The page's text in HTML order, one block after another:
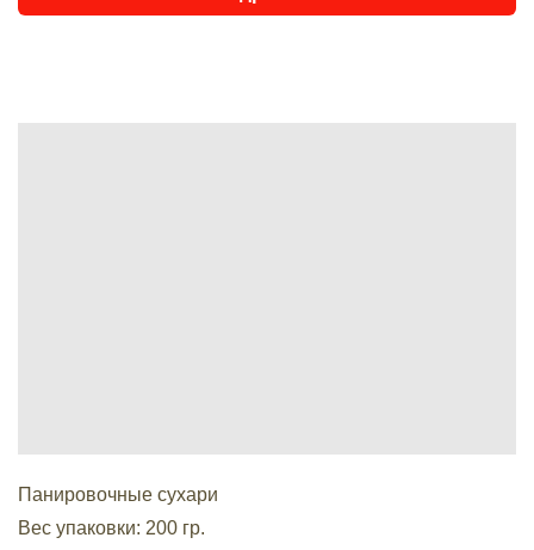
Панировочные сухари
Вес упаковки: 200 гр.